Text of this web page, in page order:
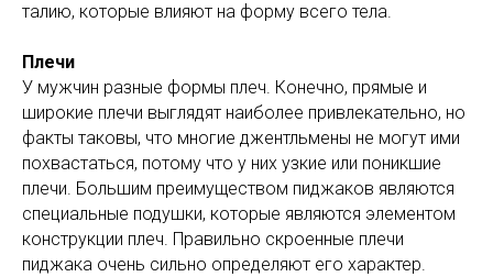
талию, которые влияют на форму всего тела.
Плечи
У мужчин разные формы плеч. Конечно, прямые и
широкие плечи выглядят наиболее привлекательно, но
факты таковы, что многие джентльмены не могут ими
похвастаться, потому что у них узкие или поникшие
плечи. Большим преимуществом пиджаков являются
специальные подушки, которые являются элементом
конструкции плеч. Правильно скроенные плечи
пиджака очень сильно определяют его характер.